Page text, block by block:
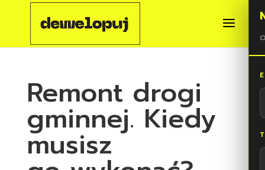
Remont drogi
gminnej. Kiedy
musisz